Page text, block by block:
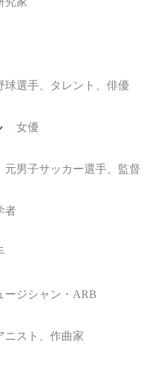
球選手、タレント、俳優
女優
元男子サッカー選手、監督
者
ージシャン・ARB
ニスト、作曲家